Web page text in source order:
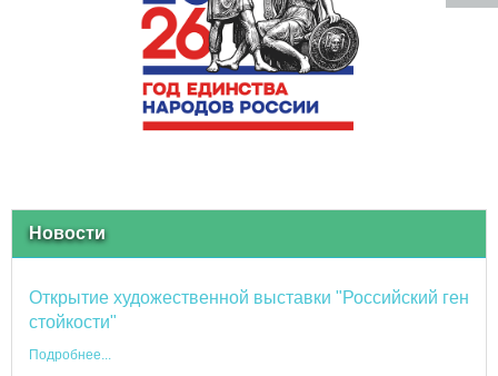
Новости
Открытие художественной выставки "Российский ген
стойкости"
Подробнее...